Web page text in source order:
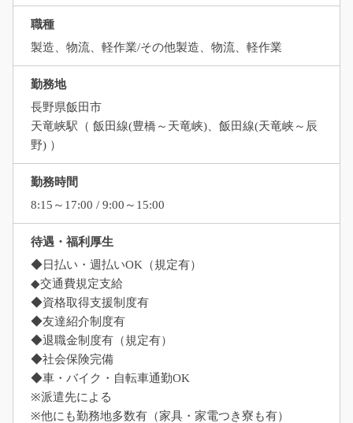
職種
製造、物流、軽作業/その他製造、物流、軽作業
勤務地
長野県飯田市
天竜峡駅（ 飯田線(豊橋～天竜峡)、飯田線(天竜峡～辰
野) ）
勤務時間
8:15～17:00 / 9:00～15:00
待遇・福利厚生
◆日払い・週払いOK（規定有）
◆交通費規定支給
◆資格取得支援制度有
◆友達紹介制度有
◆退職金制度有（規定有）
◆社会保険完備
◆車・バイク・自転車通勤OK
※派遣先による
※他にも勤務地多数有（家具・家電つき寮も有）